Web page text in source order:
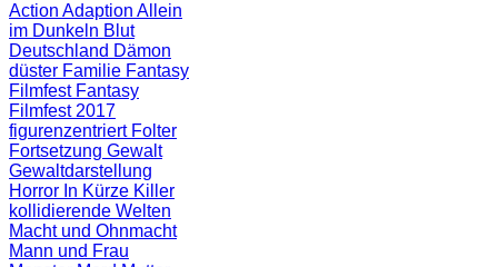
Action Adaption Allein
im Dunkeln Blut
Deutschland Dämon
düster Familie Fantasy
Filmfest Fantasy
Filmfest 2017
figurenzentriert Folter
Fortsetzung Gewalt
Gewaltdarstellung
Horror In Kürze Killer
kollidierende Welten
Macht und Ohnmacht
Mann und Frau